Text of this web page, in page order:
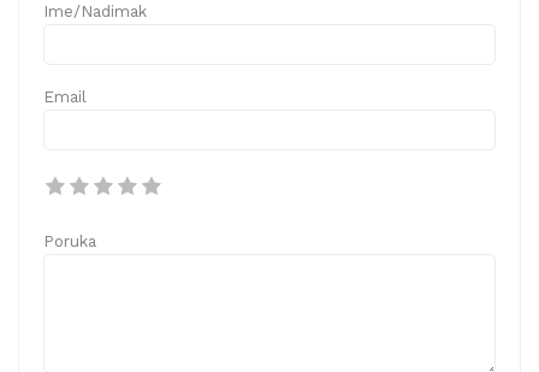
Ime/Nadimak
Email
Poruka